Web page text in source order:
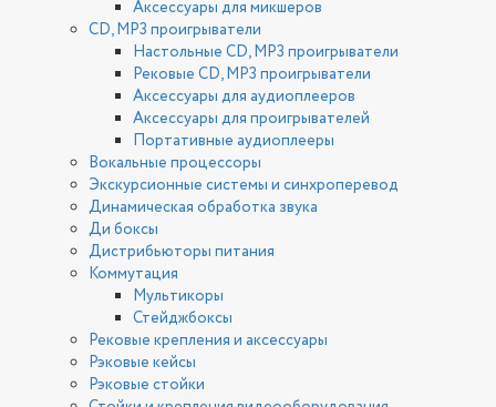
Аксессуары для микшеров
CD, MP3 проигрыватели
Настольные CD, MP3 проигрыватели
Рековые CD, MP3 проигрыватели
Аксессуары для аудиоплееров
Аксессуары для проигрывателей
Портативные аудиоплееры
Вокальные процессоры
Экскурсионные системы и синхроперевод
Динамическая обработка звука
Ди боксы
Дистрибьюторы питания
Коммутация
Мультикоры
Стейджбоксы
Рековые крепления и аксессуары
Рэковые кейсы
Рэковые стойки